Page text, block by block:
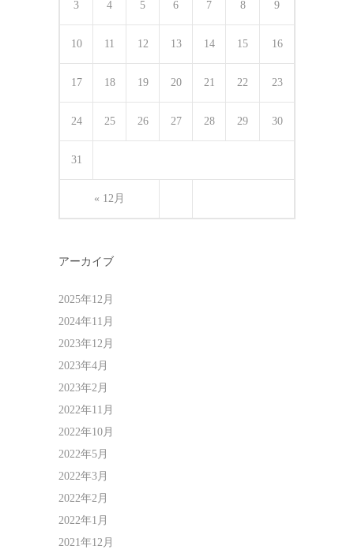
« 12月
3 4 5 6 7 8 9
10 11 12 13 14 15 16
17 18 19 20 21 22 23
24 25 26 27 28 29 30
31
アーカイブ
2025年12月
2024年11月
2023年12月
2023年4月
2023年2月
2022年11月
2022年10月
2022年5月
2022年3月
2022年2月
2022年1月
2021年12月